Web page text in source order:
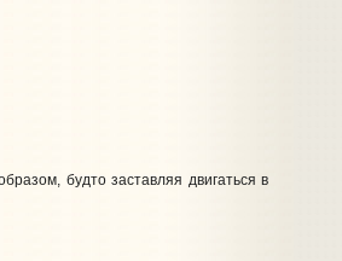
будто заставляя двигаться в